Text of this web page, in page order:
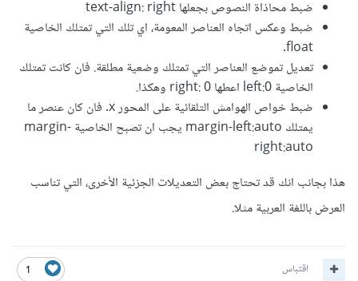
ضبط محاذاة النصوص بجعلها text-align: right
ضبط وعكس اتجاه العناصر المعومة، اي تلك التي تمتلك الخاصية
float.
تعديل تموضع العناصر التي تمتلك وضعية مطلقة. فان كانت تمتلك
الخاصية left:0 اعطها right: 0 وهكذا.
ضبط خواص الهوامش التلقائية على المحور x. فان كان عنصر ما
يمتلك margin-left:auto يجب ان تصبح الخاصية margin-
right:auto
هذا بجانب انك قد تحتاج بعض التعديلات الجزئية الأخرى، التي تناسب
العرض باللغة العربية مثلا.
1 اقتباس